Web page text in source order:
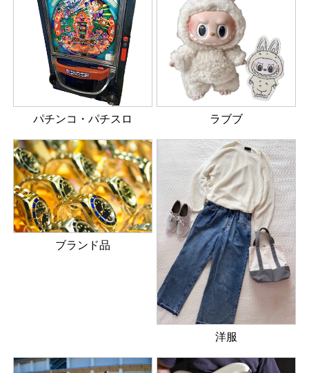
パチンコ・パチスロ ラブブ
ブランド品
洋服